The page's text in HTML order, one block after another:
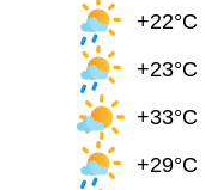
+22°C
+23°C
+33°C
+29°C